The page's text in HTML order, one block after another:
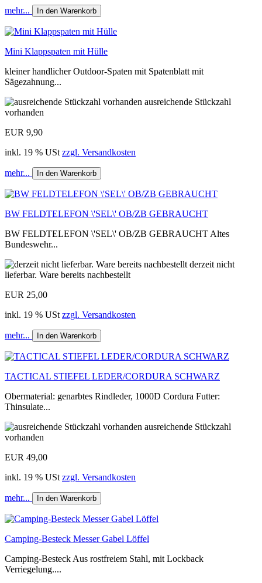
mehr... In den Warenkorb
Mini Klappspaten mit Hülle
kleiner handlicher Outdoor-Spaten mit Spatenblatt mit
Sägezahnung...
ausreichende Stückzahl
vorhanden
EUR 9,90
inkl. 19 % USt zzgl. Versandkosten
mehr... In den Warenkorb
BW FELDTELEFON \'SEL\' OB/ZB GEBRAUCHT
BW FELDTELEFON \'SEL\' OB/ZB GEBRAUCHT Altes
Bundeswehr...
derzeit nicht
lieferbar. Ware bereits nachbestellt
EUR 25,00
inkl. 19 % USt zzgl. Versandkosten
mehr... In den Warenkorb
TACTICAL STIEFEL LEDER/CORDURA SCHWARZ
Obermaterial: genarbtes Rindleder, 1000D Cordura Futter:
Thinsulate...
ausreichende Stückzahl
vorhanden
EUR 49,00
inkl. 19 % USt zzgl. Versandkosten
mehr... In den Warenkorb
Camping-Besteck Messer Gabel Löffel
Camping-Besteck Aus rostfreiem Stahl, mit Lockback
Verriegelung....